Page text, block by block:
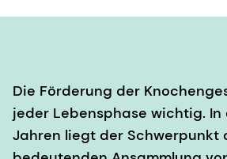
Die Förderung der
jeder Lebensphase wichtig. In
Jahren liegt der Schwerpunkt